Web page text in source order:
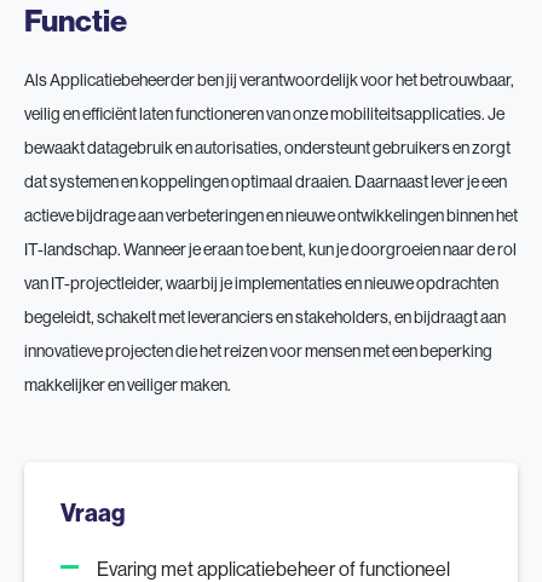
Functie
Als Applicatiebeheerder ben jij verantwoordelijk voor het betrouwbaar,
veilig en efficiënt laten functioneren van onze mobiliteitsapplicaties. Je
bewaakt datagebruik en autorisaties, ondersteunt gebruikers en zorgt
dat systemen en koppelingen optimaal draaien. Daarnaast lever je een
actieve bijdrage aan verbeteringen en nieuwe ontwikkelingen binnen het
IT-landschap. Wanneer je eraan toe bent, kun je doorgroeien naar de rol
van IT-projectleider, waarbij je implementaties en nieuwe opdrachten
begeleidt, schakelt met leveranciers en stakeholders, en bijdraagt aan
innovatieve projecten die het reizen voor mensen met een beperking
makkelijker en veiliger maken.
Vraag
Evaring met applicatiebeheer of functioneel